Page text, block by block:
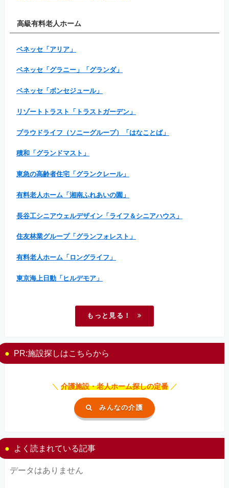
高級有料老人ホーム
ベネッセ「アリア」
ベネッセ「グラニー」「グランダ」
ベネッセ「ボンセジュール」
リゾートトラスト「トラストガーデン」
プラウドライフ（ソニーグループ）「はなことば」
積和「グランドマスト」
東急の高齢者住宅「グランクレール」
有料老人ホーム「湘南ふれあいの園」
長谷工シニアウェルデザイン「ライフ＆シニアハウス」
住友林業グループ「グランフォレスト」
有料老人ホーム「ロングライフ」
東京海上日動「ヒルデモア」
もっと見る！
PR:施設探しはこちらから
＼ 介護施設・老人ホーム探しの定番 ／
みんなの介護
よく読まれている記事
データはありません